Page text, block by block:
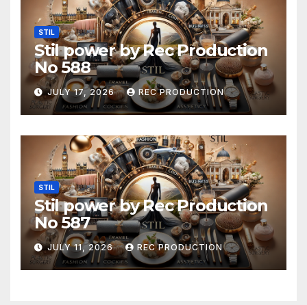
STIL
Stil power by Rec Production
No 588
JULY 17, 2026 REC PRODUCTION
STIL
Stil power by Rec Production
No 587
JULY 11, 2026 REC PRODUCTION